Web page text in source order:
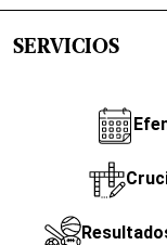
SERVICIOS